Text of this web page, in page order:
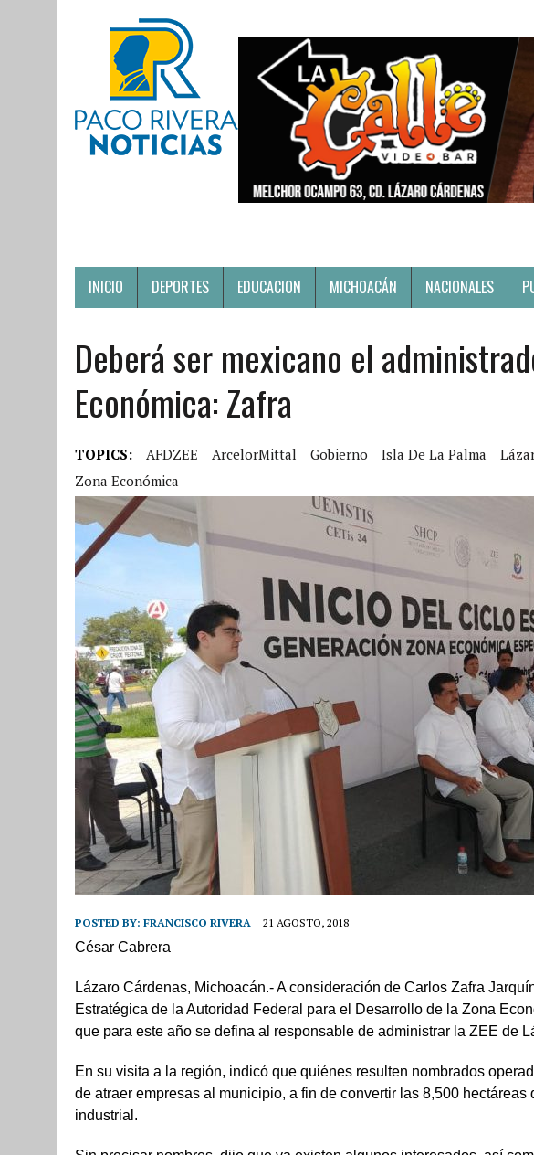
INICIO DEPORTES EDUCACION MICHOACÁN NACIONALES
Deberá ser mexicano el
Económica: Zafra
TOPICS: AFDZEE ArcelorMittal Gobierno Isla De La Palma
Zona Económica
POSTED BY: FRANCISCO RIVERA 21 AGOSTO, 2018
César Cabrera
Lázaro Cárdenas, Michoacán.- A consideración de Carlos Zafra
Estratégica de la Autoridad Federal para el Desarrollo de la Zona
que para este año se defina al responsable de administrar la ZEE de
En su visita a la región, indicó que quiénes resulten nombrados
de atraer empresas al municipio, a fin de convertir las 8,500
industrial.